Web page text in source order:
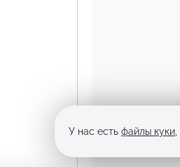
У нас есть файлы куки